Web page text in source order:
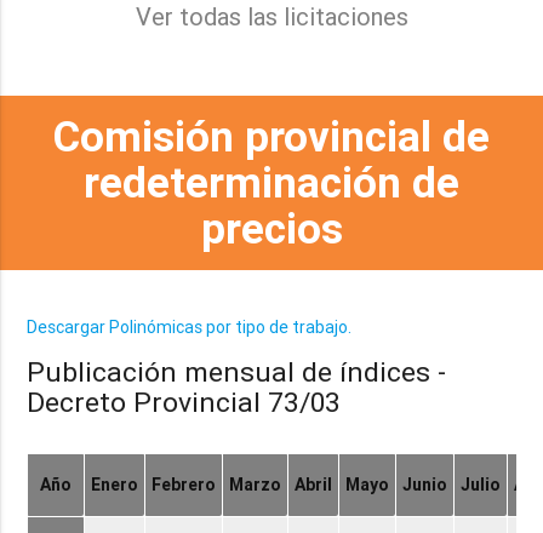
Ver todas las licitaciones
Comisión provincial de
redeterminación de
precios
Descargar Polinómicas por tipo de trabajo.
Publicación mensual de índices -
Decreto Provincial 73/03
Año Enero Febrero Marzo Abril Mayo Junio Julio